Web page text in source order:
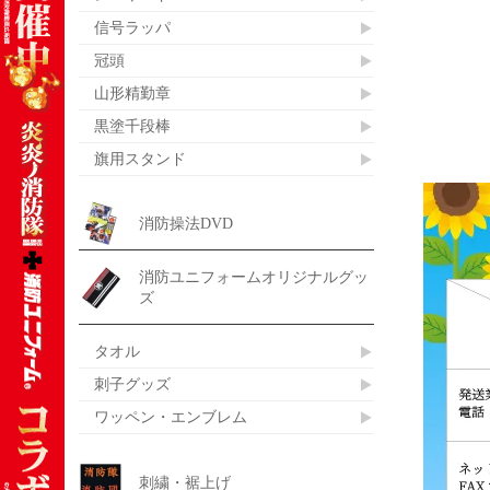
信号ラッパ
冠頭
山形精勤章
黒塗千段棒
旗用スタンド
消防操法DVD
消防ユニフォームオリジナルグッ
ズ
タオル
刺子グッズ
ワッペン・エンブレム
刺繍・裾上げ